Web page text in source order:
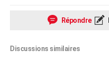
Répondre
Discussions similaires